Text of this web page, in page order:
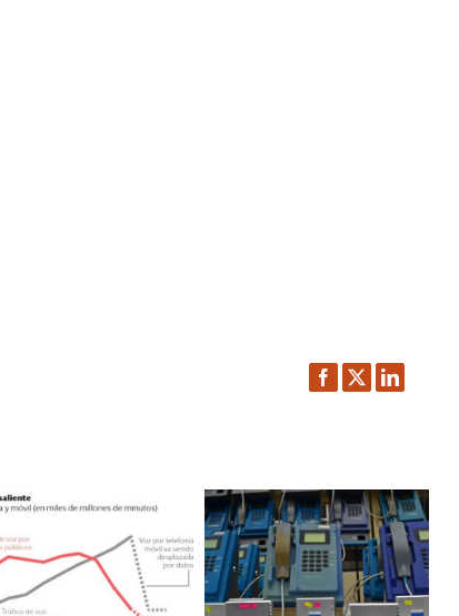
Facebook
TwitterLinkedIn